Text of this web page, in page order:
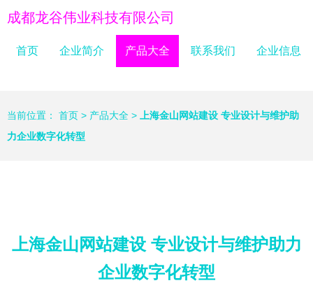
成都龙谷伟业科技有限公司
首页 企业简介 产品大全 联系我们 企业信息
当前位置： 首页 > 产品大全 >
上海金山网站建设 专业设计与维护助
力企业数字化转型
上海金山网站建设 专业设计与维护助力
企业数字化转型